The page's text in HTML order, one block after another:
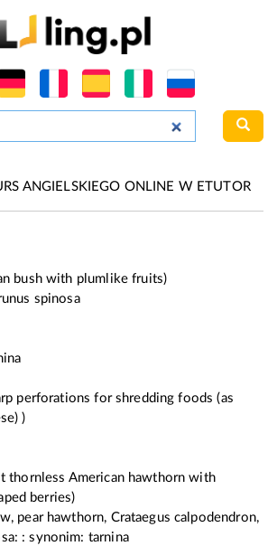
ANGIELSKIEGO ONLINE W ETUTOR
bush with plumlike fruits)
spinosa
perforations for shredding foods (as
)
thornless American hawthorn with
berries)
pear hawthorn, Crataegus calpodendron,
: synonim: tarnina